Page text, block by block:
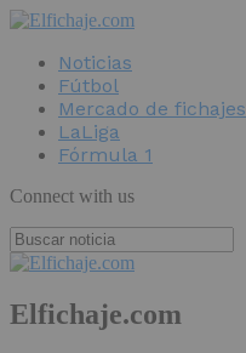
Noticias
Fútbol
Mercado de fichajes
LaLiga
Fórmula 1
Connect with us
Elfichaje.com